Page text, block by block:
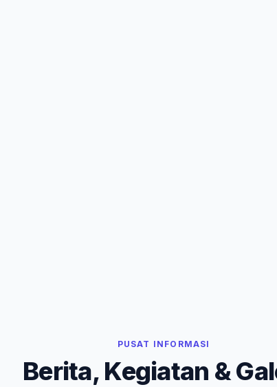
PUSAT INFORMASI
Berita, Kegiatan &